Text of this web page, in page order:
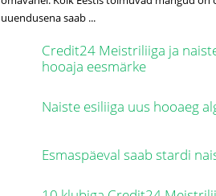
uuendusena saab ...
Credit24 Meistriliiga ja
hooaja eesmärke
Naiste esiliiga uus hooaeg
Esmaspäeval saab stardi